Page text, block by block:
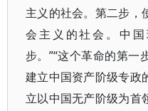
主义的社会。第二步，
会主义的社会。中
步。”“这个革命的第一
建立中国资产阶级专政
立以中国无产阶级为首